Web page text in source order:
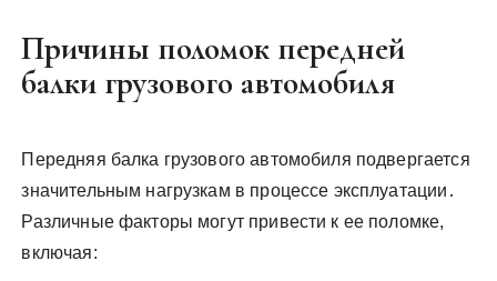
Причины поломок передней
балки грузового автомобиля
Передняя балка грузового автомобиля подвергается
значительным нагрузкам в процессе эксплуатации․
Различные факторы могут привести к ее поломке,
включая: